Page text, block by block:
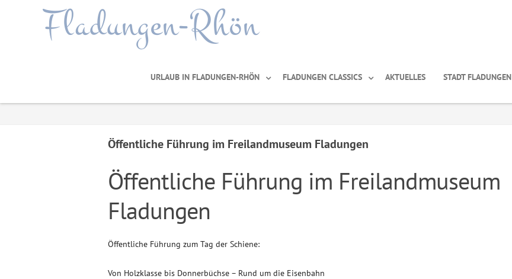
Fladungen-Rhön
URLAUB IN FLADUNGEN-RHÖN FLADUNGEN CLASSICS AKTUELLES STADT FLADUNGEN
Öffentliche Führung im Freilandmuseum Fladungen
Öffentliche Führung im Freilandmuseum
Fladungen
Öffentliche Führung zum Tag der Schiene:
Von Holzklasse bis Donnerbüchse – Rund um die Eisenbahn